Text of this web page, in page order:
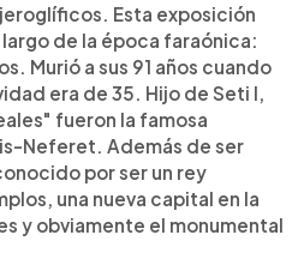
Esta exposición
de la época faraónica:
Murió a sus 91 años cuando
era de 35. Hijo de Seti I,
fueron la famosa
Neferet. Además de ser
por ser un rey
una nueva capital en la
y obviamente el monumental